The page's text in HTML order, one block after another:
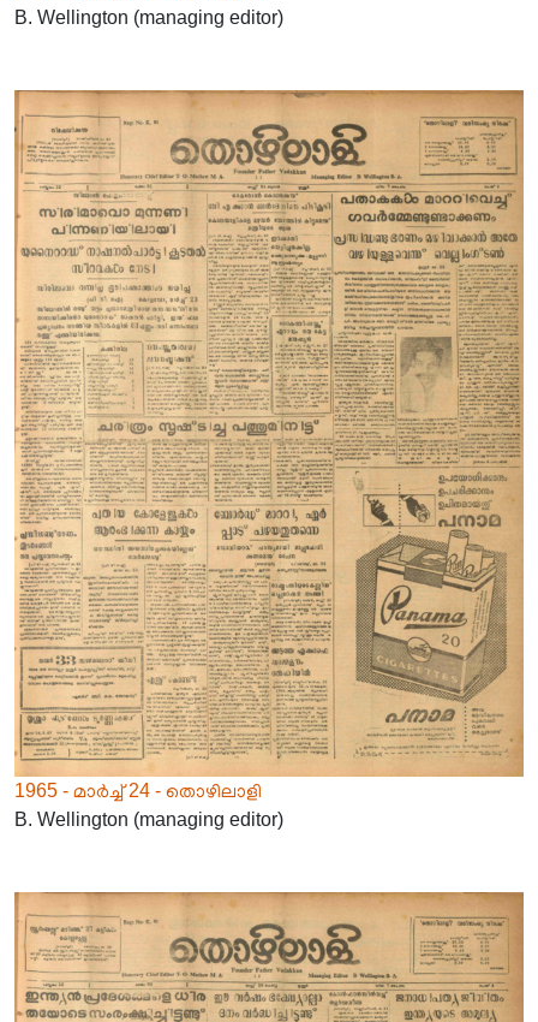
B. Wellington (managing editor)
1965 - മാർച്ച് 24 - തൊഴിലാളി
B. Wellington (managing editor)